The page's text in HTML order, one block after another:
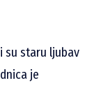
su staru ljubav
je